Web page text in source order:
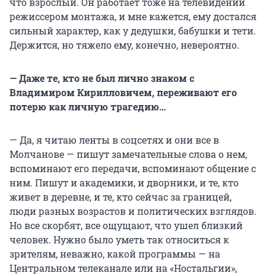
режиссером монтажа, и мне кажется, ему достался
сильный характер, как у дедушки, бабушки и тети.
Держится, но тяжело ему, конечно, невероятно.
— Даже те, кто не был лично знаком с
Владимиром Кирилловичем, переживают его
потерю как личную трагедию…
— Да, я читаю ленты в соцсетях и они все в
Молчанове — пишут замечательные слова о нем,
вспоминают его передачи, вспоминают общение с
ним. Пишут и академики, и дворники, и те, кто
живет в деревне, и те, кто сейчас за границей,
люди разных возрастов и политических взглядов.
Но все скорбят, все ощущают, что ушел близкий
человек. Нужно было уметь так относиться к
зрителям, неважно, какой программы — на
Центральном телеканале или на «Ностальгии»,